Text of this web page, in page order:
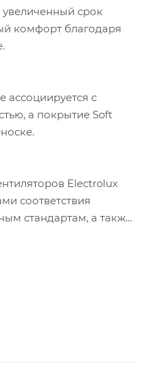
срок
комфорт благодаря
ассоциируется с
а покрытие Soft
Electrolux
соответствия
стандартам, а также